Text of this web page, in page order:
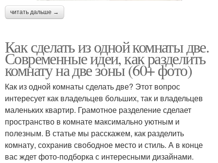
читать дальше →
Как сделать из одной комнаты две.
Современные идеи, как разделить
комнату на две зоны (60+ фото)
Как из одной комнаты сделать две? Этот вопрос
интересует как владельцев больших, так и владельцев
маленьких квартир. Грамотное разделение сделает
пространство в комнате максимально уютным и
полезным. В статье мы расскажем, как разделить
комнату, сохранив свободное место и стиль. А в конце
вас ждет фото-подборка с интересными дизайнами.